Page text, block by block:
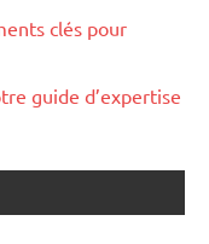
clés pour
guide d’expertise